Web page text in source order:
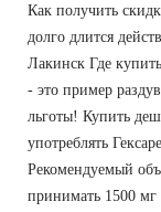
Как получить
долго длится
Лакинск Где
- это пример
льготы! Купить
употреблять
Рекомендуемый
принимать 1500 мг